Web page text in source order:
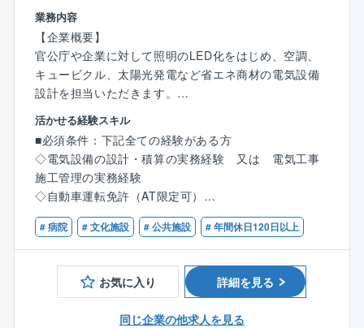
将来的には、株式上場の中での事業成長の中核を担え
ます！
現在は上場準備に差し掛かっており、さらに事業を拡
大していきます。
◎社会貢献性
自治体、政府が掲げているカーボンニュートラルに対
する提案や避難所づくり等の一助を担える大変社会貢
献性の高い事業に関わることができます。
◎安定性
官公庁案件のため、景況感に左右されない。
◎大規模プロジェクトにかかわれる可能性あり
従来の型にとらわれない”未来の街づくり提案”を積極的
に行い、大規模プロジェクトを手掛けた実績が豊富な
同社だからこそ初回の訪問から耳を傾けていただきや
工管理は泥臭い」。
そんな誤ったイメージを払拭できるように様々なITツ
ール導入を促進しております。
同社が担当する工事の施工管理は官公庁発注の大規模
工事が中心で、中には大手メーカーとの協業案件もあ
り、やりがいとスキルアップができる環境です。
業務内容
【企業概要】
官公庁や企業に対して照明のLED化をはじめ、空調、
キュービクル、太陽光発電など省エネ商材の電気設備
設計を担当いただきます。
【担当業務】
・建物の設計図書をベースに、電気設備図の作成
※手がける建物は、官公庁が運営する小さな規模の施設
から大規模な施設まで様々です。
・電気設備の施工図、設計図、竣工図の作図や積算
・顧客、社内外スタッフとの打ち合わせ
・案件管理、調整業務、業務工程の進捗管理など
【業務内容詳細】
取引先の9割以上を官公庁が占めており、愛知県内の病
院、自治体施設、小中学校、市役所、区役所などの大
活かせる経験スキル
■必須条件：下記全ての経験がある方
◇電気設備の設計・積算の実務経験 又は 電気工事
施工管理の実務経験
◇自動車運転免許（AT限定可）
■歓迎条件：
◇一級建築士の資格
◇設備設計一級建築士の資格
# 病院 # 文化施設 # 公共施設 # 年間休日120日以上
お気に入り 詳細を見る
同じ企業の他求人を見る